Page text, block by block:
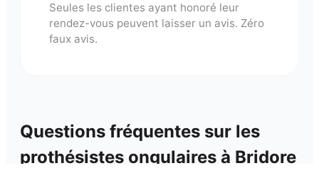
Seules les clientes ayant honoré leur
rendez-vous peuvent laisser un avis. Zéro
faux avis.
Questions fréquentes sur les
prothésistes ongulaires à Bridore